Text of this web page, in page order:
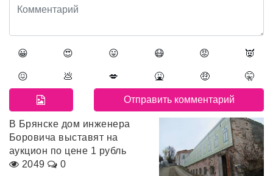
😀 😍 😛 😷 😡 👿
😖 💩 💋 🤮 🤑 🤫
В Брянске дом инженера
Боровича выставят на
аукцион по цене 1 рубль
2049
0